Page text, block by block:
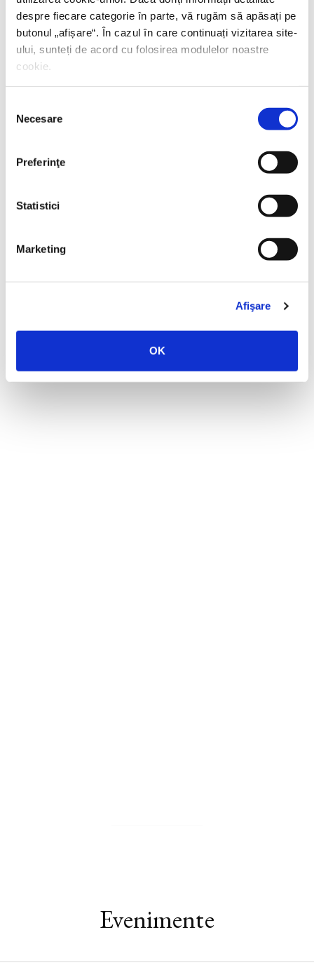
despre fiecare categorie în parte, vă rugăm să apăsați pe
butonul „afișare“. În cazul în care continuați vizitarea site-
ului, sunteți de acord cu folosirea modulelor noastre
cookie.
consimțământului
Necesare
Preferinţe
Statistici
Marketing
Afişare
OK
Evenimente